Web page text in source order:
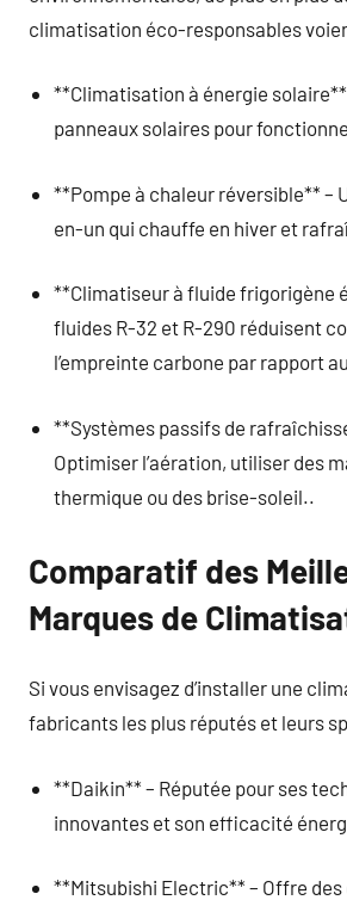
climatisation éco-responsables
**Climatisation à énergie
panneaux solaires pour
**Pompe à chaleur réversible** –
en-un qui chauffe en hiver et
**Climatiseur à fluide frigorigène
fluides R-32 et R-290 réduisent
l’empreinte carbone par rapport
**Systèmes passifs de
Optimiser l’aération, utiliser des
thermique ou des brise-soleil..
Comparatif des
Marques de
Si vous envisagez d’installer une
fabricants les plus réputés et leurs
**Daikin** – Réputée pour ses
innovantes et son efficacité
**Mitsubishi Electric** – Offre